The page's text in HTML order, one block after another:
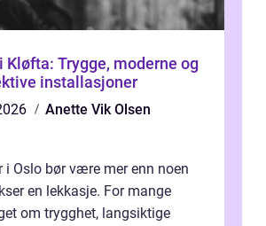
Kløfta: Trygge, moderne og
installasjoner
Anette Vik Olsen
i Oslo bør være mer enn noen
en lekkasje. For mange
om trygghet, langsiktige